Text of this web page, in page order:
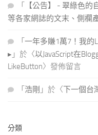
「 【公告】 - 翠綠色的
等各家網誌的文末、側欄
「 一年多賺1萬7！我的
▸ 」於〈以JavaScript在
LikeButton〉發佈留言
「 浩剛 」於〈下一個台
分類